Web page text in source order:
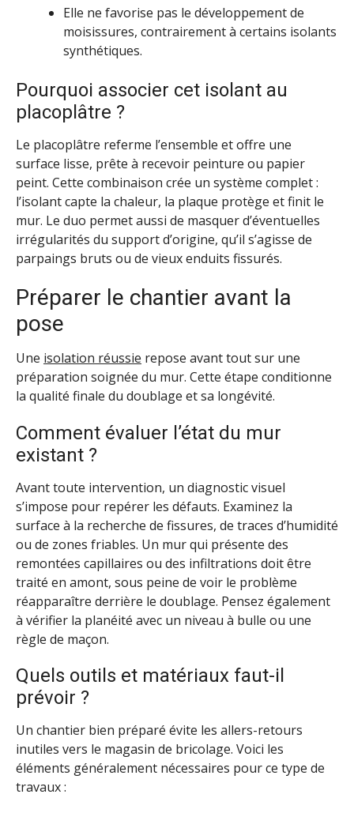
Elle ne favorise pas le développement de
moisissures, contrairement à certains isolants
synthétiques.
Pourquoi associer cet isolant au
placoplâtre ?
Le placoplâtre referme l’ensemble et offre une
surface lisse, prête à recevoir peinture ou papier
peint. Cette combinaison crée un système complet :
l’isolant capte la chaleur, la plaque protège et finit le
mur. Le duo permet aussi de masquer d’éventuelles
irrégularités du support d’origine, qu’il s’agisse de
parpaings bruts ou de vieux enduits fissurés.
Préparer le chantier avant la
pose
Une isolation réussie repose avant tout sur une
préparation soignée du mur. Cette étape conditionne
la qualité finale du doublage et sa longévité.
Comment évaluer l’état du mur
existant ?
Avant toute intervention, un diagnostic visuel
s’impose pour repérer les défauts. Examinez la
surface à la recherche de fissures, de traces d’humidité
ou de zones friables. Un mur qui présente des
remontées capillaires ou des infiltrations doit être
traité en amont, sous peine de voir le problème
réapparaître derrière le doublage. Pensez également
à vérifier la planéité avec un niveau à bulle ou une
règle de maçon.
Quels outils et matériaux faut-il
prévoir ?
Un chantier bien préparé évite les allers-retours
inutiles vers le magasin de bricolage. Voici les
éléments généralement nécessaires pour ce type de
travaux :